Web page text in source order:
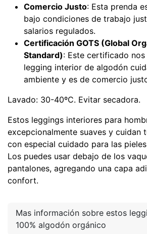
Comercio Justo: Esta prenda
bajo condiciones de trabajo
salarios regulados.
Certificación GOTS (Global
Standard): Este certificado
legging interior de algodón
ambiente y es de comercio
Lavado: 30-40ºC. Evitar secadora.
Estos leggings interiores para
excepcionalmente suaves y cuidan
con especial cuidado para las
Los puedes usar debajo de los
pantalones, agregando una capa
confort.
Mas información sobre estos
100% algodón orgánico